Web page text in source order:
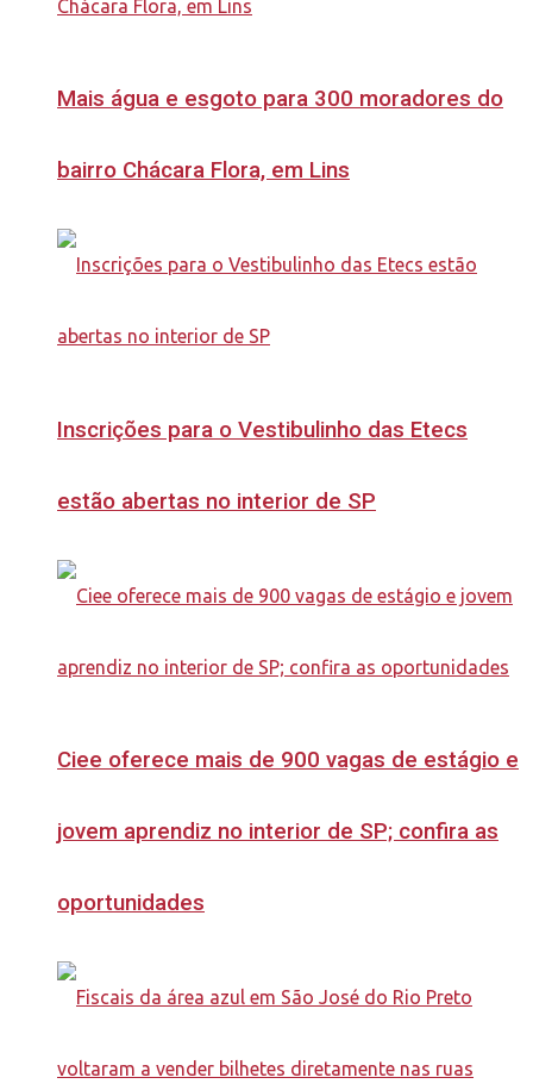
Mais água e esgoto para 300 moradores do
bairro Chácara Flora, em Lins
Inscrições para o Vestibulinho das Etecs
estão abertas no interior de SP
Ciee oferece mais de 900 vagas de estágio e
jovem aprendiz no interior de SP; confira as
oportunidades